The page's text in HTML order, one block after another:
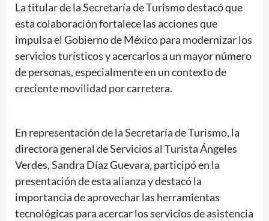
La titular de la Secretaría de Turismo destacó que
esta colaboración fortalece las acciones que
impulsa el Gobierno de México para modernizar los
servicios turísticos y acercarlos a un mayor número
de personas, especialmente en un contexto de
creciente movilidad por carretera.
En representación de la Secretaría de Turismo, la
directora general de Servicios al Turista Ángeles
Verdes, Sandra Díaz Guevara, participó en la
presentación de esta alianza y destacó la
importancia de aprovechar las herramientas
tecnológicas para acercar los servicios de asistencia